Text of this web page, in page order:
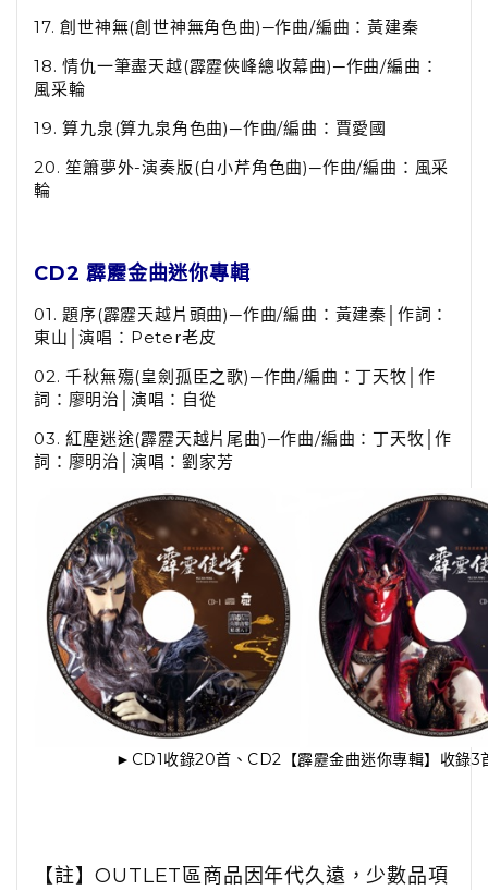
17.創世神無(創世神無角色曲)─作曲/編曲：黃建秦
18.情仇一筆盡天越(霹靂俠峰總收幕曲)─作曲/編曲：
風采輪
19.算九泉(算九泉角色曲)─作曲/編曲：賈愛國
20. 笙簫夢外-演奏版(白小芹角色曲)─作曲/編曲：風采
輪
CD2 霹靂金曲迷你專輯
01.題序(霹靂天越片頭曲)─作曲/編曲：黃建秦│作詞：
東山│演唱： Peter老皮
02.千秋無殤(皇劍孤臣之歌)─作曲/編曲：丁天牧│作
詞：廖明治│演唱：自從
03.紅塵迷途(霹靂天越片尾曲)─作曲/編曲：丁天牧│作
詞：廖明治│演唱：劉家芳
►CD1收錄20首、CD2【霹靂金曲迷你專輯】收錄3
【註】OUTLET區商品因年代久遠，少數品項